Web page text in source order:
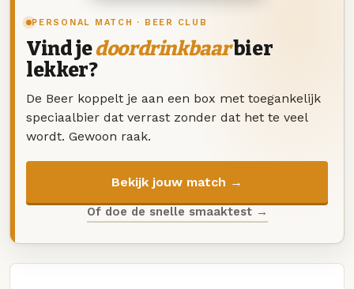
PERSONAL MATCH · BEER CLUB
Vind jedoordrinkbaarbier
lekker?
De Beer koppelt je aan een box met toegankelijk
speciaalbier dat verrast zonder dat het te veel
wordt. Gewoon raak.
Bekijk jouw match →
Of doe de snelle smaaktest →